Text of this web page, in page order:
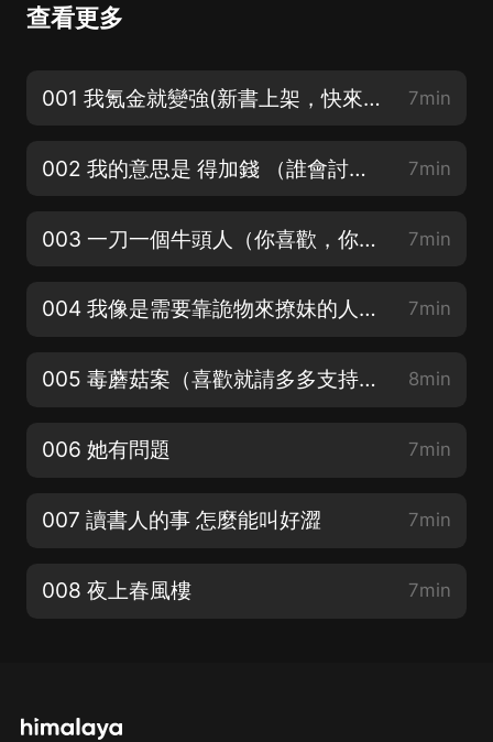
查看更多
001 我氪金就變強(新書上架，快來圍觀！） 7min
002 我的意思是 得加錢 （誰會討厭錢多呢是吧？嘿嘿） 7min
003 一刀一個牛頭人（你喜歡，你訂閱，我加更！） 7min
004 我像是需要靠詭物來撩妹的人嗎（歡迎各位品鑒啊） 7min
005 毒蘑菇案（喜歡就請多多支持吧！） 8min
006 她有問題 7min
007 讀書人的事 怎麼能叫好澀 7min
008 夜上春風樓 7min